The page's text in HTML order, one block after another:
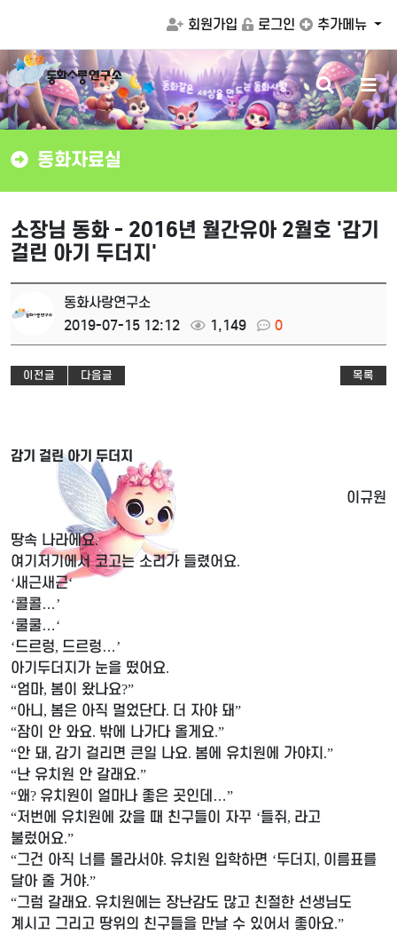
회원가입 로그인 추가메뉴
동화같은 세상을 만드는 동화사랑 검
색
버
튼
메
뉴
버
튼
동화자료실
소장님 동화 - 2016년 월간유아 2월호 '감기
걸린 아기 두더지'
동화사랑연구소
2019-07-15 12:12
1,149 0
이전글 다음글 목록
감기 걸린 아기 두더지
​이규원
땅속 나라에요.
여기저기에서 코고는 소리가 들렸어요.
‘새근새근‘
‘콜콜…’
‘쿨쿨…‘
‘드르렁, 드르렁…’
아기두더지가 눈을 떴어요.
“엄마, 봄이 왔나요?”
“아니 , 봄은 아직 멀었단다. 더 자야 돼”
“잠이 안 와요. 밖에 나가다 올게요.”
“안 돼 , 감기 걸리면 큰일 나요. 봄에 유치원에 가야지 .”
“난 유치원 안 갈래요.”
“왜? 유치원이 얼마나 좋은 곳인데 …”
“저번에 유치원에 갔을 때 친구들이 자꾸 ‘들쥐 , 라고
불렀어요.”
“그건 아직 너를 몰라서야. 유치원 입학하면 ‘두더지 , 이름표를
달아 줄 거야.”
“그럼 갈래요. 유치원에는 장난감도 많고 친절한 선생님도
계시고 그리고 땅위의 친구들을 만날 수 있어서 좋아요.”